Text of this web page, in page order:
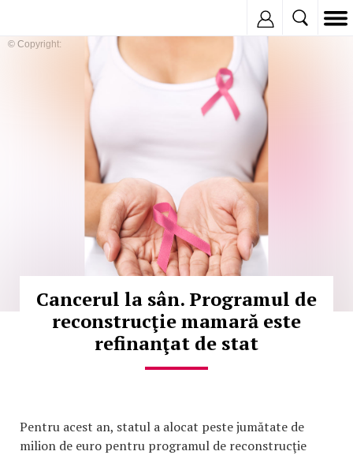
© Copyright:
Cancerul la sân. Programul de
reconstrucţie mamară este
refinanţat de stat
Pentru acest an, statul a alocat peste jumătate de
milion de euro pentru programul de reconstrucţie